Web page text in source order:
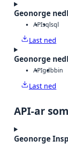
Geonorge
APIsqlsql
Last ned
Geonorge
APIgdbbin
Last ned
API-ar
Geonorge